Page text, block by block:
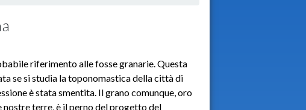
riferimento alle fosse granarie. Questa
se si studia la toponomastica della città di
è stata smentita. Il grano comunque, oro
terre, è il perno del progetto del